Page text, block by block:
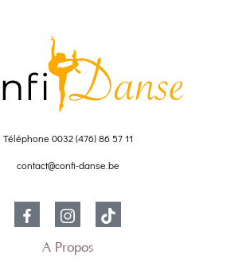
Téléphone 0032 (476) 86 57 11
contact@confi-danse.be
À Propos